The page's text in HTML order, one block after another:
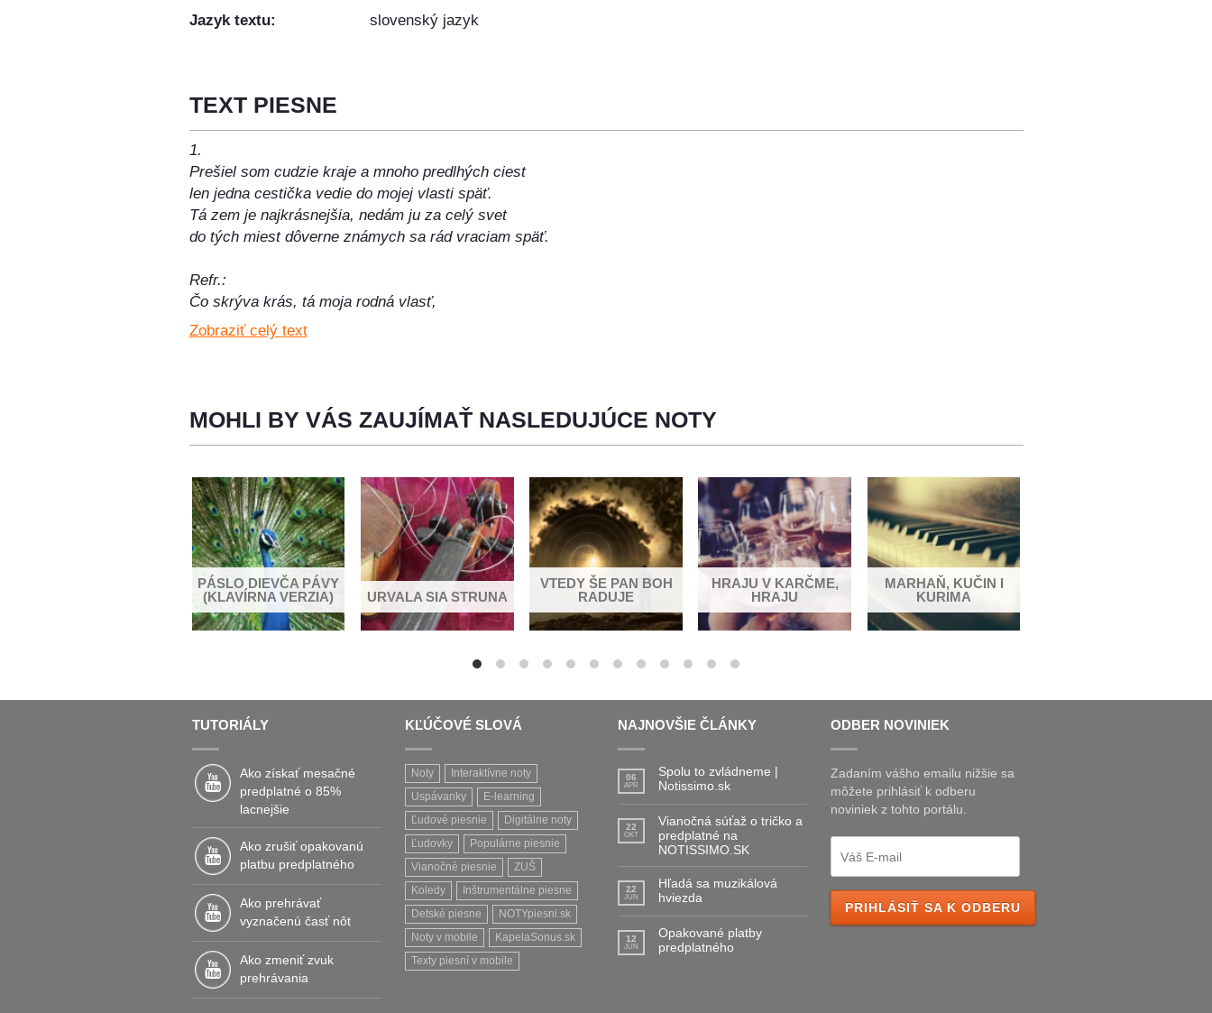
Jazyk textu:
slovenský jazyk
TEXT PIESNE
1.
Prešiel som cudzie kraje a mnoho predlhých ciest
len jedna cestička vedie do mojej vlasti späť.
Tá zem je najkrásnejšia, nedám ju za celý svet
do tých miest dôverne známych sa rád vraciam späť.
Refr.:
Čo skrýva krás, tá moja rodná vlasť,
Slovensko naše, moja rodná vlasť.
akoby tichúčko šeptal, zdraví ťa rodný kraj.
V oku sa slza zjaví, spomínam mladosti čas,
Refr.:
3.
Okolo tiché lesy, malebné údolia tiež,
kopcov čo u nás na svete však nikde nenájdeš.
Zvuk potôčky vo vlnkách zanesú pozdrav všade
a Slovák si vždy Slovensko v srdci nosiť bude.
Zobraziť celý text
MOHLI BY VÁS ZAUJÍMAŤ NASLEDUJÚCE NOTY
PÁSLO DIEVČA PÁVY
(KLAVÍRNA VERZIA)
URVALA SIA STRUNA
VTEDY ŠE PAN BOH
RADUJE
HRAJU V KARČME,
HRAJU
MARHAŇ, KUČIN I
KURIMA
TUTORIÁLY
Ako získať mesačné
predplatné o 85%
lacnejšie
Ako zrušiť opakovanú
platbu predplatného
Ako prehrávať
vyznačenú časť nôt
Ako zmeniť zvuk
prehrávania
KĽÚČOVÉ SLOVÁ
Noty
Interaktívne noty
Uspávanky
E-learning
Ľudové piesnie
Digitálne noty
Ľudovky
Populárne piesnie
Vianočné piesnie
ZUŠ
Koledy
Inštrumentálne piesne
Detské piesne
NOTYpiesni.sk
Noty v mobile
KapelaSonus.sk
Texty piesní v mobile
NAJNOVŠIE ČLÁNKY
06
APR
Spolu to zvládneme |
Notissimo.sk
22
OKT
Vianočná súťaž o tričko a
predplatné na
NOTISSIMO.SK
22
JÚN
Hľadá sa muzikálová
hviezda
12
JÚN
Opakované platby
predplatného
ODBER NOVINIEK
Zadaním vášho emailu nižšie sa
môžete prihlásiť k odberu
noviniek z tohto portálu.
PRIHLÁSIŤ SA K ODBERU